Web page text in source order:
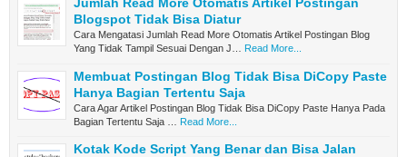
Jumlah Read More Otomatis Artikel Postingan
Blogspot Tidak Bisa Diatur
Cara Mengatasi Jumlah Read More Otomatis Artikel Postingan Blog
Yang Tidak Tampil Sesuai Dengan J… Read More...
Membuat Postingan Blog Tidak Bisa DiCopy Paste
Hanya Bagian Tertentu Saja
Cara Agar Artikel Postingan Blog Tidak Bisa DiCopy Paste Hanya Pada
Bagian Tertentu Saja …
Read More...
Kotak Kode Script Yang Benar dan Bisa Jalan